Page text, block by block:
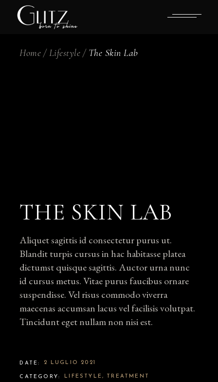
Home Lifestyle The Skin Lab
THE SKIN LAB
Aliquet sagittis id consectetur purus ut.
Blandit turpis cursus in hac habitasse platea
dictumst quisque sagittis. Auctor urna nunc
id cursus metus. Vitae purus faucibus ornare
suspendisse. Vel risus commodo viverra
maecenas accumsan lacus vel facilisis volutpat.
Tincidunt eget nullam non nisi est.
DATE: 2 LUGLIO 2021
CATEGORY: LIFESTYLE TREATMENT